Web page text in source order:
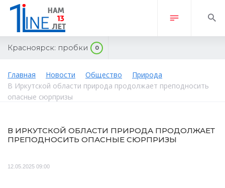
Красноярск: пробки 0
Главная Новости Общество
Природа
В Иркутской области природа продолжает преподносить
опасные сюрпризы
В ИРКУТСКОЙ ОБЛАСТИ ПРИРОДА ПРОДОЛЖАЕТ
ПРЕПОДНОСИТЬ ОПАСНЫЕ СЮРПРИЗЫ
12.05.2025 09:00